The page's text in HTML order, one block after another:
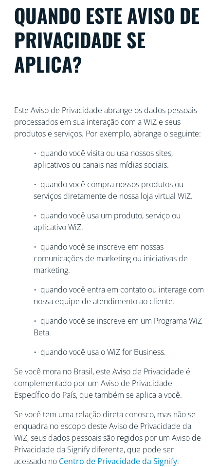
QUANDO ESTE AVISO DE
PRIVACIDADE SE
APLICA?
Este Aviso de Privacidade abrange os dados pessoais
processados em sua interação com a WiZ e seus
produtos e serviços. Por exemplo, abrange o seguinte:
• quando você visita ou usa nossos sites,
aplicativos ou canais nas mídias sociais.
• quando você compra nossos produtos ou
serviços diretamente de nossa loja virtual WiZ.
• quando você usa um produto, serviço ou
aplicativo WiZ.
• quando você se inscreve em nossas
comunicações de marketing ou iniciativas de
marketing.
• quando você entra em contato ou interage com
nossa equipe de atendimento ao cliente.
• quando você se inscreve em um Programa WiZ
Beta.
• quando você usa o WiZ for Business.
Se você mora no Brasil, este Aviso de Privacidade é
complementado por um Aviso de Privacidade
Específico do País, que também se aplica a você.
Se você tem uma relação direta conosco, mas não se
enquadra no escopo deste Aviso de Privacidade da
WiZ, seus dados pessoais são regidos por um Aviso de
Privacidade da Signify diferente, que pode ser
acessado no Centro de Privacidade da Signify.